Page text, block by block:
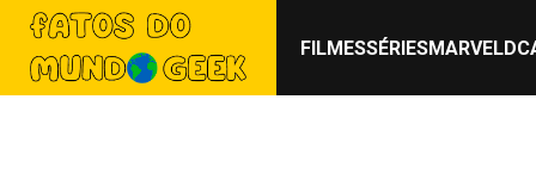
FILMESSÉRIESMARVELDC